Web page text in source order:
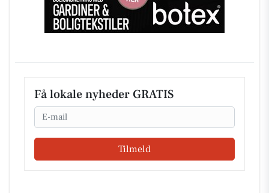
Få lokale nyheder GRATIS
Email
Tilmeld